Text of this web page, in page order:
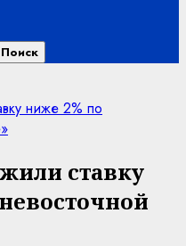
ниже 2% по
ставку